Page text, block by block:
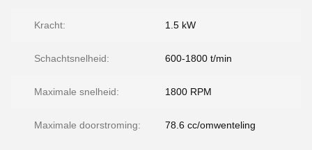
Kracht: 1.5 kW
Schachtsnelheid: 600-1800 t/min
Maximale snelheid: 1800 RPM
Maximale doorstroming: 78.6 cc/omwenteling